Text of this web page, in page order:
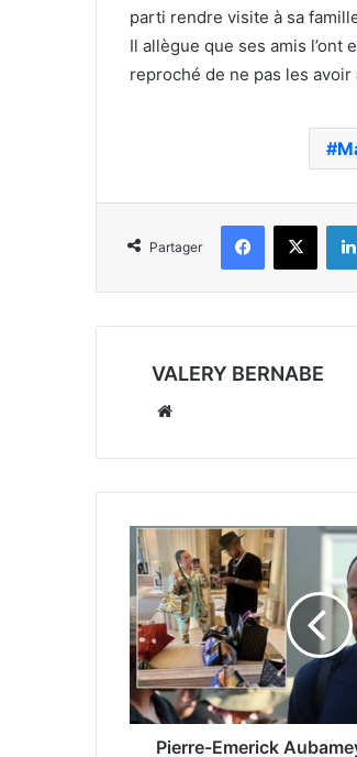
parti rendre visite à sa
Il allègue que ses amis
reproché de ne pas les
Partager
Facebook
X
VALERY BERNABE
Pierre-Emerick